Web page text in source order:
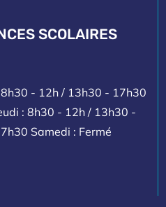
SCOLAIRES
- 12h / 13h30 - 17h30
: 8h30 - 12h / 13h30 -
Samedi : Fermé